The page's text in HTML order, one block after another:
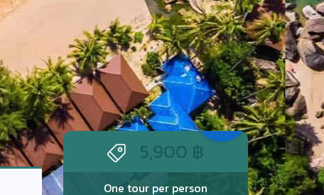
5,900 ฿
One tour per person
Com
ing
Soon